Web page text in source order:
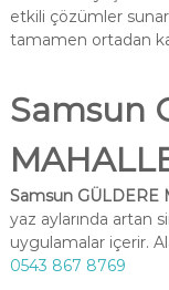
etkili çözümler
tamamen ortadan
Samsun
Samsun GÜLDERE
yaz aylarında artan
uygulamalar içerir.
0543 867 8769